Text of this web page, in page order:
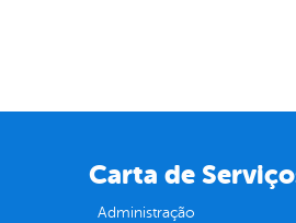
Carta de
Administração